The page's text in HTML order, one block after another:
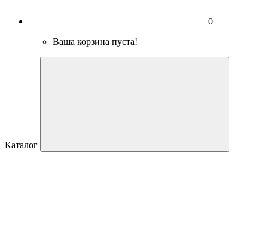
0
Ваша корзина пуста!
Каталог